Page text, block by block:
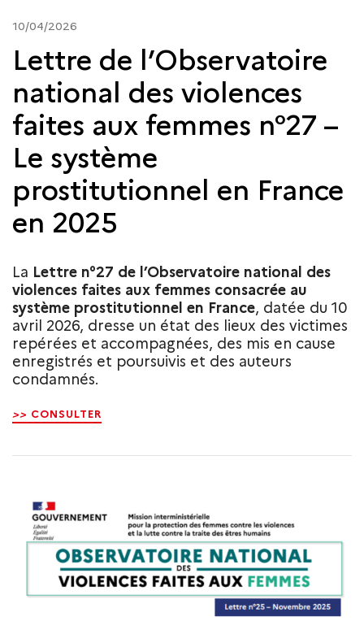
10/04/2026
Lettre de l’Observatoire
national des violences
faites aux femmes n°27 –
Le système
prostitutionnel en France
en 2025
La Lettre n°27 de l’Observatoire national des
violences faites aux femmes consacrée au
système prostitutionnel en France, datée du 10
avril 2026, dresse un état des lieux des victimes
repérées et accompagnées, des mis en cause
enregistrés et poursuivis et des auteurs
condamnés.
>> CONSULTER